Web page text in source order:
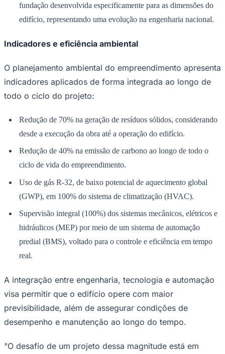
Corinthians
Palmeiras
fundação desenvolvida especificamente para as dimensões do
edifício, representando uma evolução na engenharia nacional.
Indicadores e eficiência ambiental
O planejamento ambiental do empreendimento apresenta
indicadores aplicados de forma integrada ao longo de
todo o ciclo do projeto:
Redução de 70% na geração de resíduos sólidos, considerando
desde a execução da obra até a operação do edifício.
Redução de 40% na emissão de carbono ao longo de todo o
ciclo de vida do empreendimento.
Uso de gás R-32, de baixo potencial de aquecimento global
(GWP), em 100% do sistema de climatização (HVAC).
Supervisão integral (100%) dos sistemas mecânicos, elétricos e
hidráulicos (MEP) por meio de um sistema de automação
predial (BMS), voltado para o controle e eficiência em tempo
real.
A integração entre engenharia, tecnologia e automação
visa permitir que o edifício opere com maior
previsibilidade, além de assegurar condições de
desempenho e manutenção ao longo do tempo.
"O desafio de um projeto dessa magnitude está em